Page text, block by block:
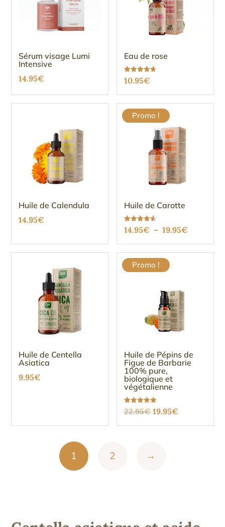
Sérum visage Lumi
Intensive
14.95€
Eau de rose
Note
4.67
10.95€
Huile de Calendula
14.95€
Promo !
Huile de Carotte
Note
4.56
14.95€ – 19.95€
de
prix :
Huile de Centella
Asiatica
9.95€
Promo !
Huile de Pépins de
Figue de Barbarie
100% pure,
biologique et
végétalienne
Note
5.00
22.95€ Le
prix
19.95€
prix
1 2 →